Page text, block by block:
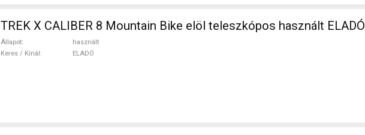
TREK X CALIBER 8 Mountain Bike elöl teleszkópos használt ELADÓ
Állapot
használt
Keres / Kínál
ELADÓ